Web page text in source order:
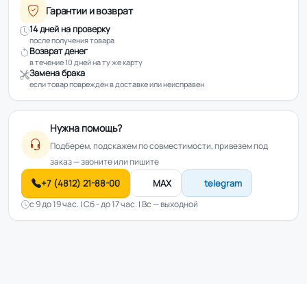
Гарантии и возврат
14 дней на проверку
после получения товара
Возврат денег
в течение 10 дней на ту же карту
Замена брака
если товар повреждён в доставке или неисправен
Нужна помощь?
Подберем, подскажем по совместимости, привезем под
заказ — звоните или пишите
+7 (4812) 21-88-00 MAX telegram
с 9 до 19 час. | Сб - до 17 час. | Вс — выходной